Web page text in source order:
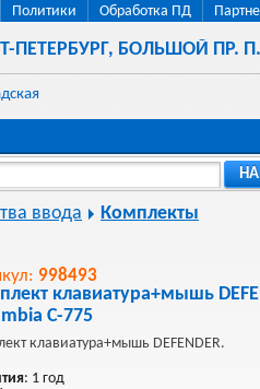
Политики Обработка ПД
ПЕТЕРБУРГ, БОЛЬШОЙ ПР.
ввода
Комплекты
998493
клавиатура+мышь
C-775
клавиатура+мышь DEFENDER.
: 1 год